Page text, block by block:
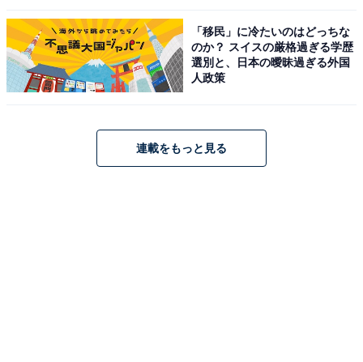
「移民」に冷たいのはどっちな
のか？ スイスの厳格過ぎる学歴
選別と、日本の曖昧過ぎる外国
人政策
連載をもっと見る